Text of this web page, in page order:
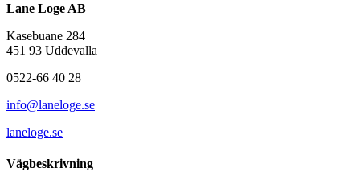
Lane Loge AB
Kasebuane 284
451 93 Uddevalla
0522-66 40 28
info@laneloge.se
laneloge.se
Vägbeskrivning